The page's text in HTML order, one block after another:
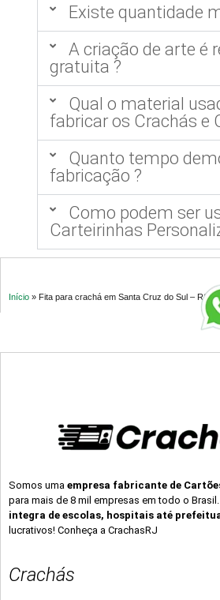
Existe quantidade
A criação de arte é
gratuita ?
Qual o material
fabricar os Crachás e
Quanto tempo
fabricação ?
Como podem ser
Carteirinhas
Início » Fita para crachá em Santa Cruz do Sul – RS
Somos uma empresa fabricante de
para mais de 8 mil empresas em todo o Brasil.
integra de escolas, hospitais até
lucrativos! Conheça a CrachasRJ
Crachás